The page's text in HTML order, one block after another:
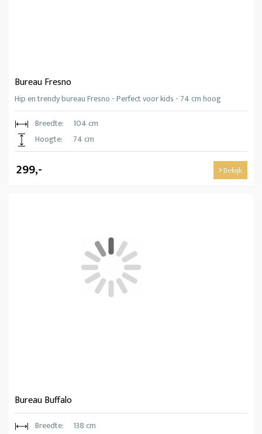
Bureau Fresno
Hip en trendy bureau Fresno - Perfect voor kids - 74 cm hoog
Breedte:
104 cm
Hoogte:
74 cm
299,- Bekijk
Bureau Buffalo
Breedte:
138 cm